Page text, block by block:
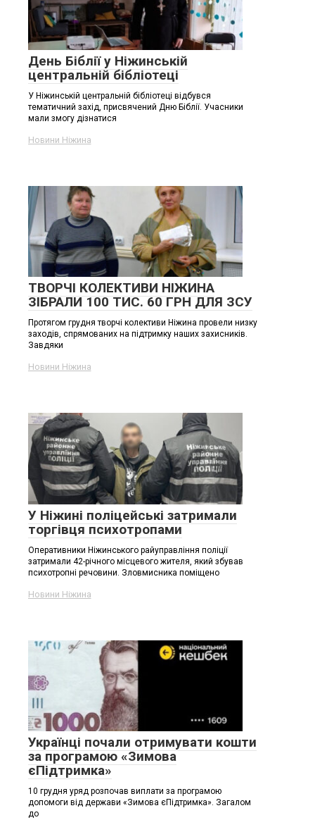
День Біблії у Ніжинській
центральній бібліотеці
У Ніжинській центральній бібліотеці відбувся
тематичний захід, присвячений Дню Біблії. Учасники
мали змогу дізнатися
Новини Ніжина
ТВОРЧІ КОЛЕКТИВИ НІЖИНА
ЗІБРАЛИ 100 ТИС. 60 ГРН ДЛЯ ЗСУ
Протягом грудня творчі колективи Ніжина провели низку
заходів, спрямованих на підтримку наших захисників.
Завдяки
Новини Ніжина
У Ніжині поліцейські затримали
торгівця психотропами
Оперативники Ніжинського райуправління поліції
затримали 42-річного місцевого жителя, який збував
психотропні речовини. Зловмисника поміщено
Новини Ніжина
Українці почали отримувати кошти
за програмою «Зимова
єПідтримка»
10 грудня уряд розпочав виплати за програмою
допомоги від держави «Зимова єПідтримка». Загалом
до